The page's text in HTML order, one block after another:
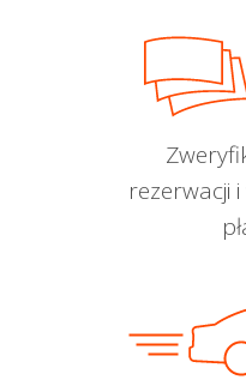
rezerwacji